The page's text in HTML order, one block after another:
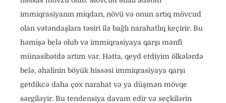
immiqrasiyanın miqdarı, növü və onun artıq mövcud
olan vətəndaşlara təsiri ilə bağlı narahatlıq keçirir. Bu
həmişə belə olub və immiqrasiyaya qarşı mənfi
münasibətdə artım var. Hətta, qeyd etdiyim ölkələrdə
belə, əhalinin böyük hissəsi immiqrasiyaya qarşı
getdikcə daha çox narahat və ya düşmən mövqe
sərgiləyir. Bu tendensiya davam edir və seçkilərin